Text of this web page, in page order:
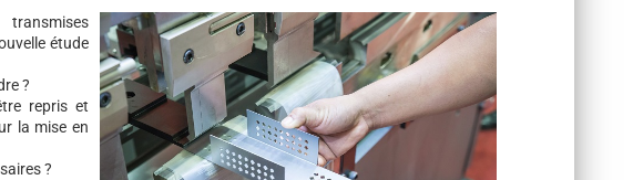
étude
?
repris et
la mise en
?